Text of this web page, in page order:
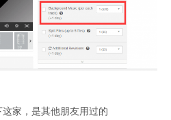
家，是其他朋友用过的